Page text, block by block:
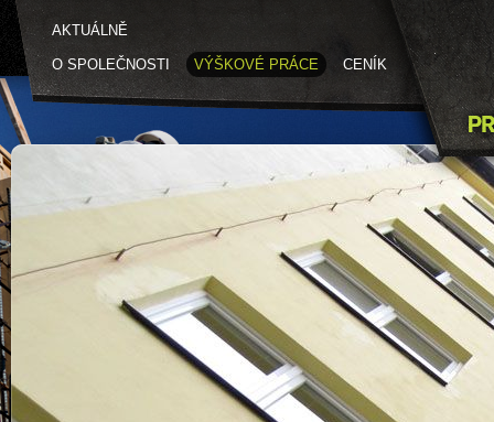
AKTUÁLNĚ
O SPOLEČNOSTI VÝŠKOVÉ PRÁCE CENÍK